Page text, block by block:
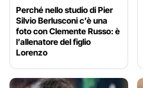
Perché nello studio di Pier
Silvio Berlusconi c’è una
foto con Clemente Russo: è
l’allenatore del figlio
Lorenzo